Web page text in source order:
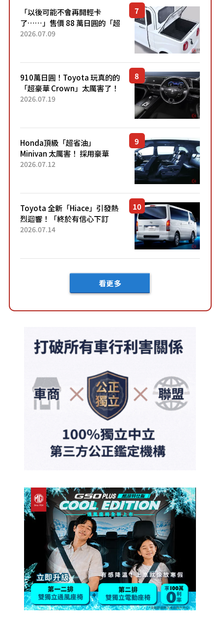
「以後可能不會再開輕卡
了……」售價 88 萬日圓的「超
迷你輕型貨車」引發兩極評
了！...
2026.07.09
910萬日圓！Toyota 玩真的的
「超豪華 Crown」太厲害了！
採用由「匠人技藝」打造的
2026.07.19
Honda頂級「超省油」
Minivan 太厲害！ 採用豪華
「真皮座椅」與專屬「黑色內
「三...
2026.07.12
Toyota 全新「Hiace」引發熱
烈迴響！「終於有信心下訂
了！」「哪個等級交車最
車？...
2026.07.14
看更多